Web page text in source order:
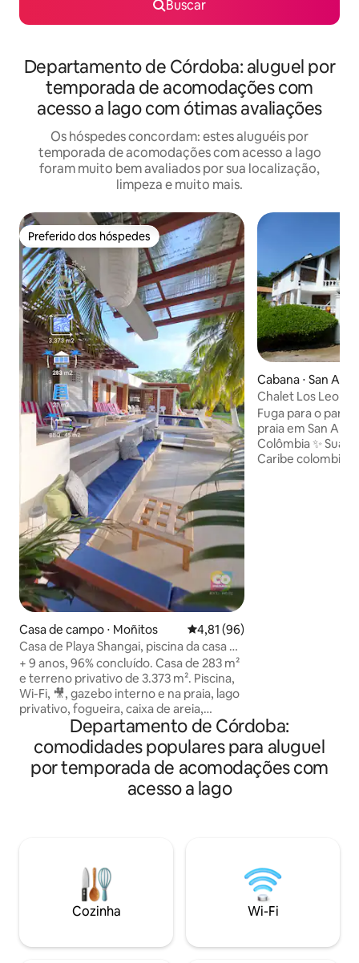
Buscar
Departamento de Córdoba: aluguel por
temporada de acomodações com
acesso a lago com ótimas avaliações
Os hóspedes concordam: estes aluguéis por
temporada de acomodações com acesso a lago
foram muito bem avaliados por sua localização,
limpeza e muito mais.
Preferido dos hóspedes
Preferido dos hóspedes
Casa de campo ⋅ Moñitos 4,81 de uma avaliação média
4,81 (96)
Casa de Playa Shangai, piscina da casa de
praia mais
+ 9 anos, 96% concluído. Casa de 283 m²
e terreno privativo de 3.373 m². Piscina,
Wi-Fi, 🎥, gazebo interno e na praia, lago
privativo, fogueira, caixa de areia,
churrasqueira, cozinha ao ar livre, deck,
sala de estar rebaixada, APENAS PARA
VOCÊ E SEUS. Todos os quartos com
vista para a piscina e para o lago.
Aproveite o Caribe com privacidade e
conforto em um prédio moderno,
segurança. Atualizações de vídeo no
Instagram laguito.monitos
Cabana ⋅ San
Chalet Los Leones - Baía de Cispatá-
Antero
Fuga para o
praia em San
Colômbia ✨ Sua viagem dos sonhos no
Caribe
Departamento de Córdoba:
comodidades populares para aluguel
por temporada de acomodações com
acesso a lago
Cozinha Wi-Fi